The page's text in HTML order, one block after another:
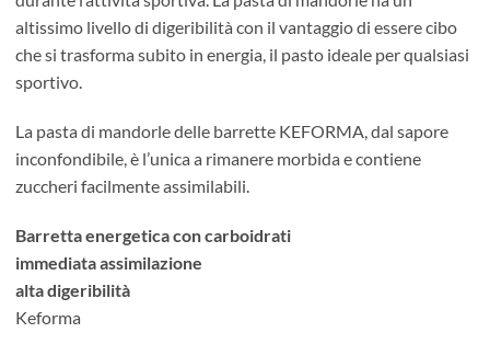
altissimo livello di digeribilità con il vantaggio di essere cibo
che si trasforma subito in energia, il pasto ideale per qualsiasi
sportivo.
La pasta di mandorle delle barrette KEFORMA, dal sapore
inconfondibile, è l’unica a rimanere morbida e contiene
zuccheri facilmente assimilabili.
Barretta energetica con carboidrati
immediata assimilazione
alta digeribilità
Keforma